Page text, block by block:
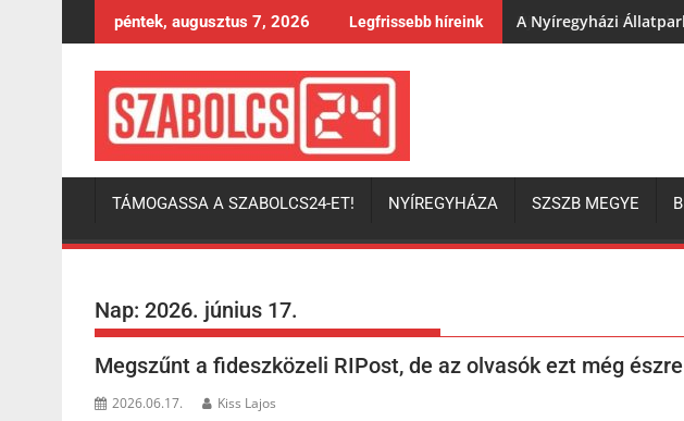
to
péntek, augusztus 7, 2026 Legfrissebb híreink A Nyíregyházi
TÁMOGASSA A SZABOLCS24-ET! NYÍREGYHÁZA SZSZB MEGYE
Nap: 2026. június 17.
Megszűnt a fideszközeli RIPost, de az olvasók ezt még
2026.06.17. Kiss Lajos